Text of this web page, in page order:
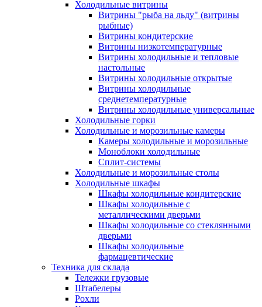
Холодильные витрины
Витрины "рыба на льду" (витрины
рыбные)
Витрины кондитерские
Витрины низкотемпературные
Витрины холодильные и тепловые
настольные
Витрины холодильные открытые
Витрины холодильные
среднетемпературные
Витрины холодильные универсальные
Холодильные горки
Холодильные и морозильные камеры
Камеры холодильные и морозильные
Моноблоки холодильные
Сплит-системы
Холодильные и морозильные столы
Холодильные шкафы
Шкафы холодильные кондитерские
Шкафы холодильные с
металлическими дверьми
Шкафы холодильные со стеклянными
дверьми
Шкафы холодильные
фармацевтические
Техника для склада
Тележки грузовые
Штабелеры
Рохли